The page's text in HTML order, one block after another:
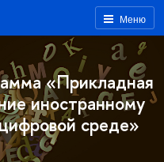
Меню
«Прикладная
иностранному
среде»